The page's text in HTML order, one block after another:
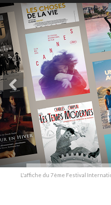
L'affiche du 7ème Festival